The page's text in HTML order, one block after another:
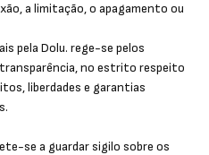
a limitação, o apagamento ou
pela Dolu. rege-se pelos
no estrito respeito
liberdades e garantias
se a guardar sigilo sobre os